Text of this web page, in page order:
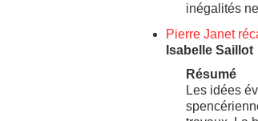
inégalités
Pierre Janet
Isabelle Saillot
Résumé
Les idées